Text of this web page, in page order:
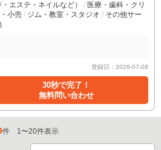
・エステ・ネイルなど）
医療・歯科・クリ
小売 ジム・教室・スタジオ
その他サー
登録日：2026-07-08
30秒で完了！
無料問い合わせ
件 1〜20件表示